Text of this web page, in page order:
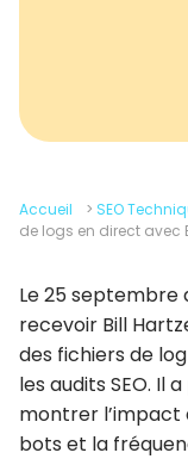
Accueil > SEO
de logs en direct avec
Le 25 septembre
recevoir Bill
des fichiers de
les audits SEO. Il
montrer l’impact
bots et la